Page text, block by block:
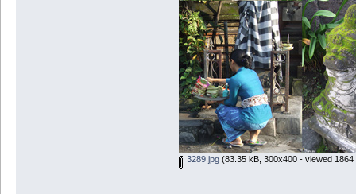
3289.jpg(83.35 kB, 300x400 - viewed 1864